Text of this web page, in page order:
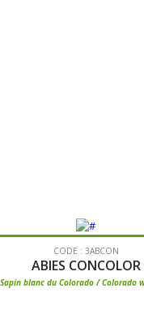
CODE : 3ABCON
ABIES CONCOLOR
Sapin blanc du Colorado / Colorado